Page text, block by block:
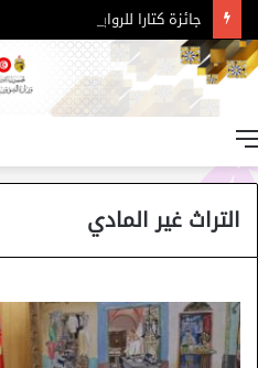
جائزة كتارا للرواية العربية – الدورة 11
التراث غير المادي